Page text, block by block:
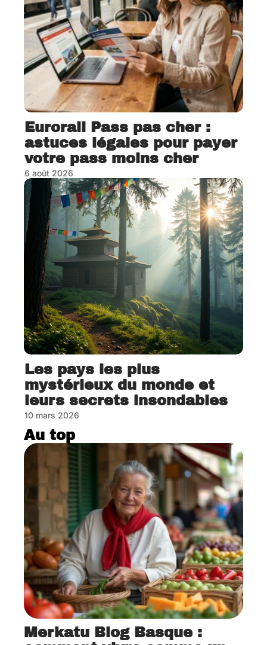
Eurorail Pass pas cher :
astuces légales pour payer
votre pass moins cher
6 août 2026
Les pays les plus
mystérieux du monde et
leurs secrets insondables
10 mars 2026
Au top
Merkatu Blog Basque :